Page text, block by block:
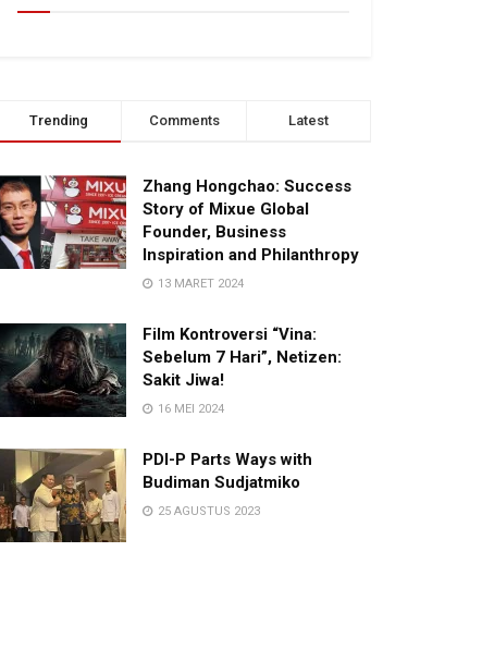
Trending Comments Latest
Zhang Hongchao: Success
Story of Mixue Global
Founder, Business
Inspiration and Philanthropy
13 MARET 2024
Film Kontroversi “Vina:
Sebelum 7 Hari”, Netizen:
Sakit Jiwa!
16 MEI 2024
PDI-P Parts Ways with
Budiman Sudjatmiko
25 AGUSTUS 2023